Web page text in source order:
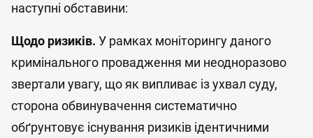
наступні обставини:
Щодо ризиків. У рамках моніторингу даного
кримінального провадження ми неодноразово
звертали увагу, що як випливає із ухвал суду,
сторона обвинувачення систематично
обґрунтовує існування ризиків ідентичними